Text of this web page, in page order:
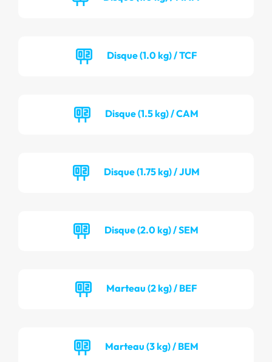
Disque (1.0 kg) / TCF
Disque (1.5 kg) / CAM
Disque (1.75 kg) / JUM
Disque (2.0 kg) / SEM
Marteau (2 kg) / BEF
Marteau (3 kg) / BEM